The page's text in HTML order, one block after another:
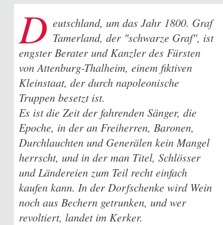
D eutschland, um das Jahr 1800. Graf
Tamerland, der "schwarze Graf", ist
engster Berater und Kanzler des Fürsten
von Attenburg-Thalheim, einem fiktiven
Kleinstaat, der durch napoleonische
Truppen besetzt ist.
Es ist die Zeit der fahrenden Sänger, die
Epoche, in der an Freiherren, Baronen,
Durchlauchten und Generälen kein Mangel
herrscht, und in der man Titel, Schlösser
und Ländereien zum Teil recht einfach
kaufen kann. In der Dorfschenke wird Wein
noch aus Bechern getrunken, und wer
revoltiert, landet im Kerker.